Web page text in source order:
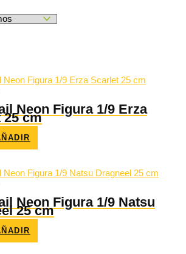
últimos
Neon Figura 1/9 Erza
25 cm
Neon Figura 1/9 Natsu
25 cm